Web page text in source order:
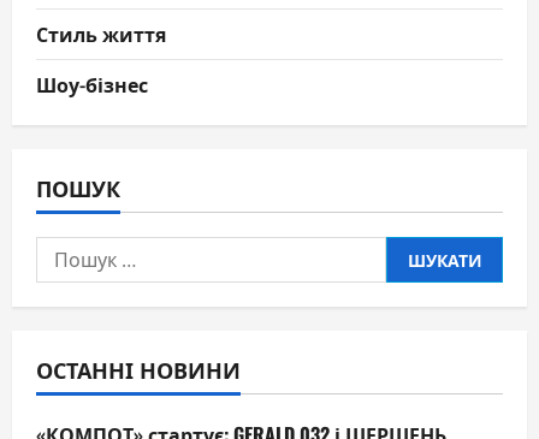
Стиль життя
Шоу-бізнес
ПОШУК
Пошук:
ОСТАННІ НОВИНИ